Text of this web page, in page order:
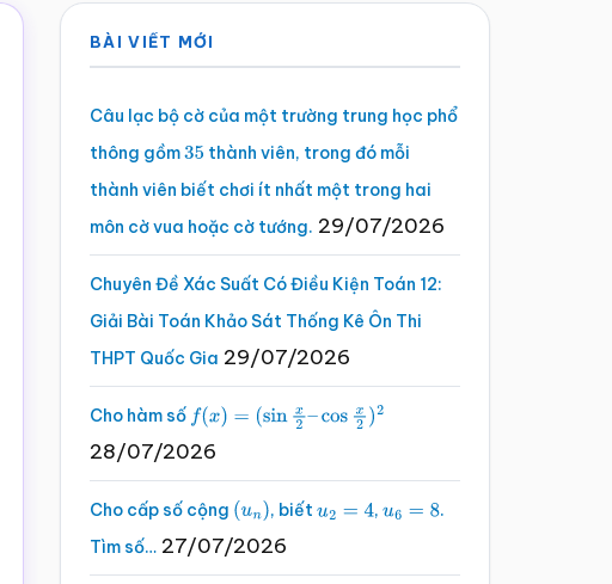
Sidebar
chính
BÀI VIẾT MỚI
Câu lạc bộ cờ của một trường trung học phổ
thông gồm35 thành viên, trong đó mỗi
thành viên biết chơi ít nhất một trong hai
môn cờ vua hoặc cờ tướng. 29/07/2026
Chuyên Đề Xác Suất Có Điều Kiện Toán 12:
Giải Bài Toán Khảo Sát Thống Kê Ôn Thi
THPT Quốc Gia 29/07/2026
Cho hàm số f(x)=(sinx2 –cosx2 )2
28/07/2026
Cho cấp số cộng (un), biếtu2 =4 , u6 =8
.
Tìm số… 27/07/2026